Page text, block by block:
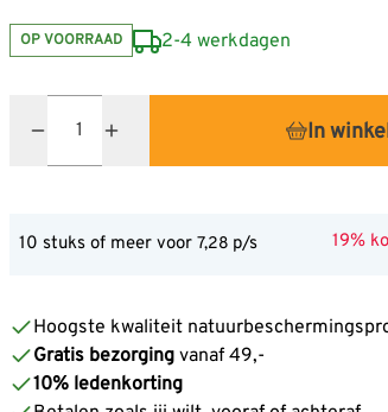
OP VOORRAAD 2-4 werkdagen
In
10 stuks of meer voor 7,28 p/s 19%
Hoogste kwaliteit
Gratis bezorging vanaf 49,-
10% ledenkorting